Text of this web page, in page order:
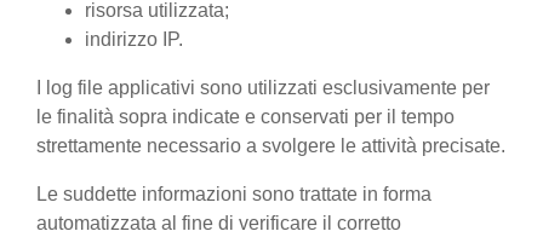
risorsa utilizzata;
indirizzo IP.
I log file applicativi sono utilizzati esclusivamente per
le finalità sopra indicate e conservati per il tempo
strettamente necessario a svolgere le attività precisate.
Le suddette informazioni sono trattate in forma
automatizzata al fine di verificare il corretto